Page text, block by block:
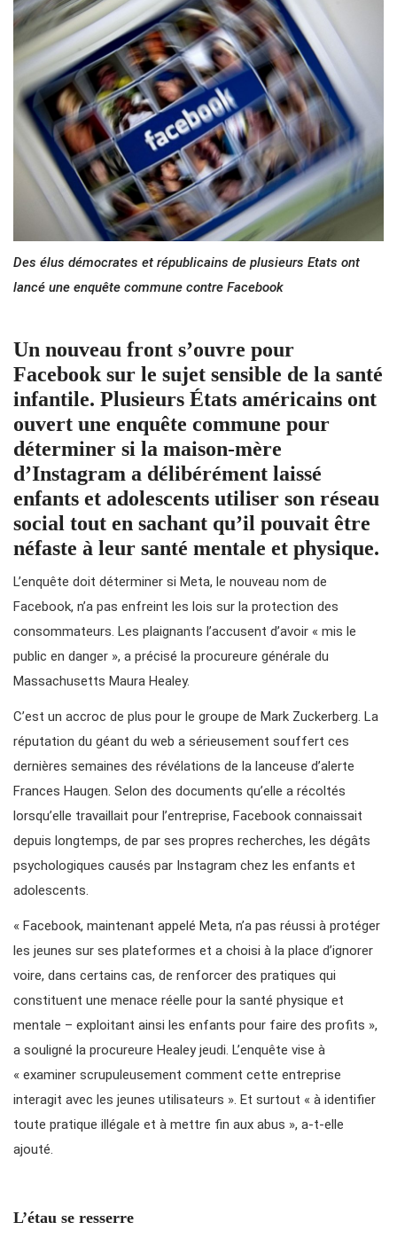
Des élus démocrates et républicains de plusieurs Etats ont
lancé une enquête commune contre Facebook
Un nouveau front s’ouvre pour
Facebook sur le sujet sensible de la santé
infantile. Plusieurs États américains ont
ouvert une enquête commune pour
déterminer si la maison-mère
d’Instagram a délibérément laissé
enfants et adolescents utiliser son réseau
social tout en sachant qu’il pouvait être
néfaste à leur santé mentale et physique.
L’enquête doit déterminer si Meta, le nouveau nom de
Facebook, n’a pas enfreint les lois sur la protection des
consommateurs. Les plaignants l’accusent d’avoir « mis le
public en danger », a précisé la procureure générale du
Massachusetts Maura Healey.
C’est un accroc de plus pour le groupe de Mark Zuckerberg. La
réputation du géant du web a sérieusement souffert ces
dernières semaines des révélations de la lanceuse d’alerte
Frances Haugen. Selon des documents qu’elle a récoltés
lorsqu’elle travaillait pour l’entreprise, Facebook connaissait
depuis longtemps, de par ses propres recherches, les dégâts
psychologiques causés par Instagram chez les enfants et
adolescents.
« Facebook, maintenant appelé Meta, n’a pas réussi à protéger
les jeunes sur ses plateformes et a choisi à la place d’ignorer
voire, dans certains cas, de renforcer des pratiques qui
constituent une menace réelle pour la santé physique et
mentale – exploitant ainsi les enfants pour faire des profits »,
a souligné la procureure Healey jeudi. L’enquête vise à
« examiner scrupuleusement comment cette entreprise
interagit avec les jeunes utilisateurs ». Et surtout « à identifier
toute pratique illégale et à mettre fin aux abus », a-t-elle
ajouté.
L’étau se resserre